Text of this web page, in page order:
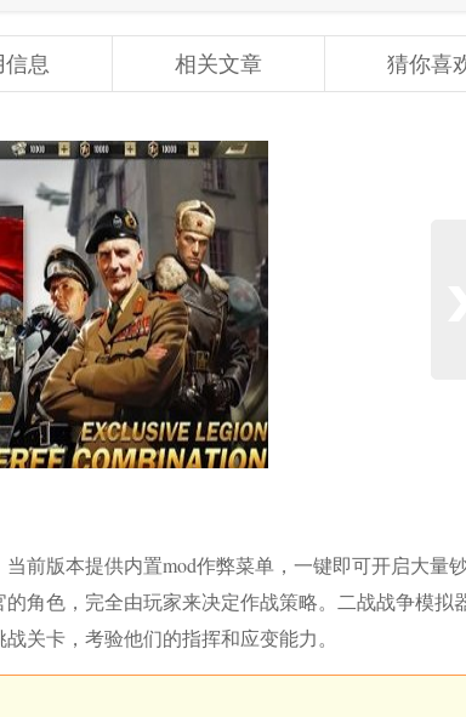
信息 相关文章 猜你喜
前版本提供内置mod作弊菜单，一键即可开启大量
角色，完全由玩家来决定作战策略。二战战争模拟
关卡，考验他们的指挥和应变能力。